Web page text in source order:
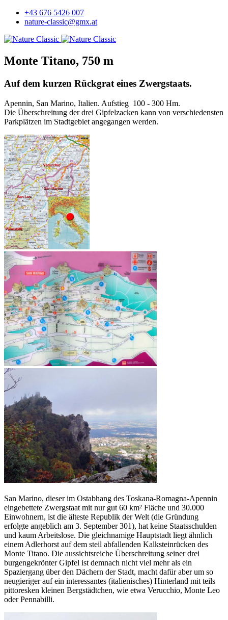
+43 676 5426 007
nature-classic@gmx.at
Monte Titano, 750 m
Auf dem kurzen Rückgrat eines Zwergstaats.
Apennin, San Marino, Italien. Aufstieg 100 - 300 Hm.
Die Überschreitung der drei Gipfelzacken kann von verschiedensten
Parkplätzen im Stadtgebiet angegangen werden.
San Marino, dieser im Ostabhang des Toskana-Romagna-Apennin
eingebettete Zwergstaat mit nur gut 60 km² Fläche und 30.000
Einwohnern, ist die älteste Republik der Welt (die Gründung
erfolgte angeblich am 3. September 301), hat keine Staatsschulden
und kaum Arbeitslose. Die gleichnamige Hauptstadt liegt ähnlich
einem Adlerhorst auf dem steil abfallenden Kalksteinrücken des
Monte Titano. Die aussichtsreiche Überschreitung seiner drei
burgengekrönter Gipfel ist demnach nicht viel mehr als ein
Spaziergang über den Dächern der Stadt, macht dafür aber um so
neugieriger auf ein interessantes (italienisches) Hinterland mit teils
pittoresken kleinen Bergstädtchen, wie etwa Verucchio, Monte Leo
oder Pennabilli.